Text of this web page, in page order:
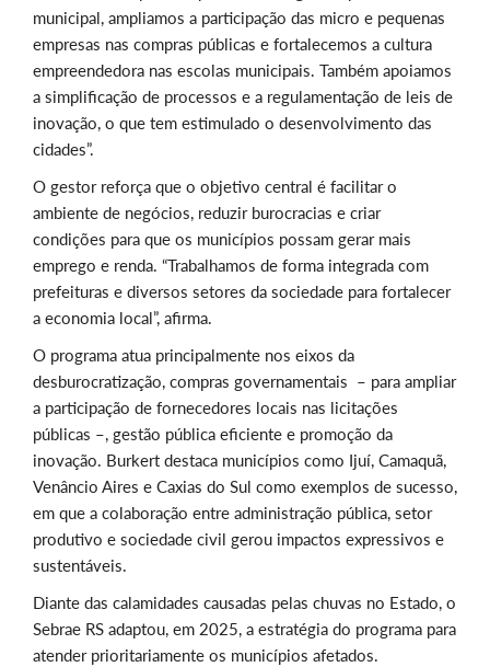
municipal, ampliamos a participação das micro e pequenas
empresas nas compras públicas e fortalecemos a cultura
empreendedora nas escolas municipais. Também apoiamos
a simplificação de processos e a regulamentação de leis de
inovação, o que tem estimulado o desenvolvimento das
cidades”.
O gestor reforça que o objetivo central é facilitar o
ambiente de negócios, reduzir burocracias e criar
condições para que os municípios possam gerar mais
emprego e renda. “Trabalhamos de forma integrada com
prefeituras e diversos setores da sociedade para fortalecer
a economia local”, afirma.
O programa atua principalmente nos eixos da
desburocratização, compras governamentais – para ampliar
a participação de fornecedores locais nas licitações
públicas –, gestão pública eficiente e promoção da
inovação. Burkert destaca municípios como Ijuí, Camaquã,
Venâncio Aires e Caxias do Sul como exemplos de sucesso,
em que a colaboração entre administração pública, setor
produtivo e sociedade civil gerou impactos expressivos e
sustentáveis.
Diante das calamidades causadas pelas chuvas no Estado, o
Sebrae RS adaptou, em 2025, a estratégia do programa para
atender prioritariamente os municípios afetados.